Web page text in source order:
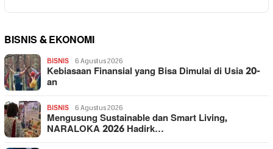
BISNIS & EKONOMI
BISNIS 6 Agustus 2026
Kebiasaan Finansial yang Bisa Dimulai di Usia 20-
an
BISNIS 6 Agustus 2026
Mengusung Sustainable dan Smart Living,
NARALOKA 2026 Hadirk…